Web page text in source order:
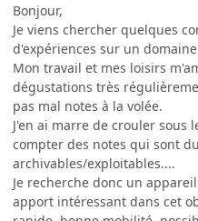
Bonjour,
Je viens chercher quelques
d'expériences sur un
Mon travail et mes loisirs
dégustations très
pas mal notes à la volée.
J'en ai marre de crouler sous
compter des notes qui sont
archivables/exploitables....
Je recherche donc un
apport intéressant dans cet